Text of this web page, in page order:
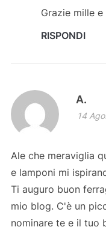
Grazie mille
RISPONDI
A.
14
Ale che meraviglia
e lamponi mi
Ti auguro buon
mio blog. C'è un
nominare te e il tuo